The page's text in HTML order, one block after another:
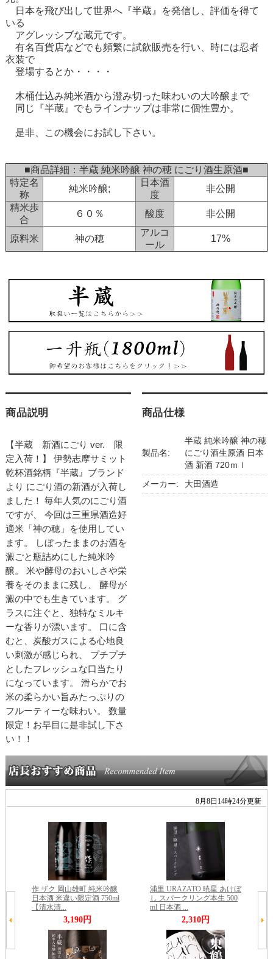
日本を飛び出して世界へ『半蔵』を発信し、評価を得て
いる
アグレッシブな蔵元です。
有名百貨店などでも頻繁に試飲販売を行い、時には忍者
衣装で
登場するとか・・・・
木桶仕込み純米酒から澄み切った味わいの大吟醸まで
同じ『半蔵』でもラインナップは非常に個性豊か。
是非、この機会にお試し下さい。
■商品詳細：半蔵 純米吟醸 神の穂 にごり酒生原酒■
特定名
称
純米吟醸;
日本酒
度
非公開
精米歩
合
６０％ 酸度 非公開
原料米 神の穂
アルコ
ール
17%
商品説明
【半蔵 新酒にごり ver. 限
定入荷！】 伊勢志摩サミット
乾杯酒銘柄『半蔵』ブランド
より にごり酒の新酒が入荷し
ました！ 毎年人気のにごり酒
ですが、 今回は三重県酒造好
適米「神の穂」を使用してい
ます。 しぼったままのお酒を
澱ごと瓶詰めにした純米吟
醸。 米や酵母のおいしさや栄
養をそのままに残し、 酵母が
澱の中でも生きています。 グ
ラスに注ぐと、独特なミルキ
ーな香りが漂います。 口に含
むと、炭酸ガスによる心地良
い刺激が感じられ、 プチプチ
としたフレッシュな口当たり
になっています。 滑らかでお
米の柔らかい旨みたっぷりの
フルーティーな味わい。 数量
限定！お早目に是非試し下さ
い！！
商品仕様
製品名:
半蔵 純米吟醸 神の穂
にごり酒生原酒 日本
酒 新酒 720ｍｌ
メーカー: 大田酒造